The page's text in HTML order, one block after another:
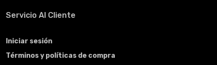
Servicio Al Cliente
Iniciar sesión
Términos y políticas de compra